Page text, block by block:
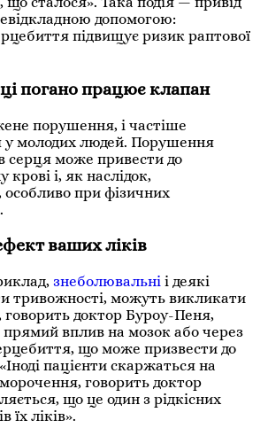
допомогою:
підвищує ризик раптової
погано працює клапан
порушення, і частіше
у молодих людей. Порушення
серця може привести до
і, як наслідок,
при фізичних
ваших ліків
знеболювальні і деякі
тривожності, можуть викликати
доктор Буроу-Пеня,
вплив на мозок або через
що може призвести до
пацієнти скаржаться на
говорить доктор
що це один з рідкісних
їх ліків».